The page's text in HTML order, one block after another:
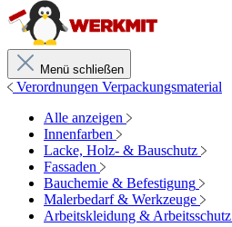
Menü schließen
Verordnungen Verpackungsmaterial
Alle anzeigen
Innenfarben
Lacke, Holz- & Bauschutz
Fassaden
Bauchemie & Befestigung
Malerbedarf & Werkzeuge
Arbeitskleidung & Arbeitsschutz